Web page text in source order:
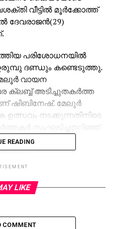
വീട്ടില്‍ മൂര്‍ക്കോത്ത്
ദേവരാജന്‍(29)
പരിശോധനയില്‍
ദണ്ഡും കണ്ടെടുത്തു.
വായന
ക്ലബ്ബ് അടിച്ചുതകര്‍ത്ത
ഷിബിനേഷ്. മേലൂര്‍
ഉത്സവം നടക്കുന്നതിനിടെ
READING
LIKE
COMMENT